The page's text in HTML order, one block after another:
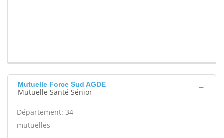
Mutuelle Force Sud AGDE
Mutuelle Santé Sénior
Département: 34
mutuelles